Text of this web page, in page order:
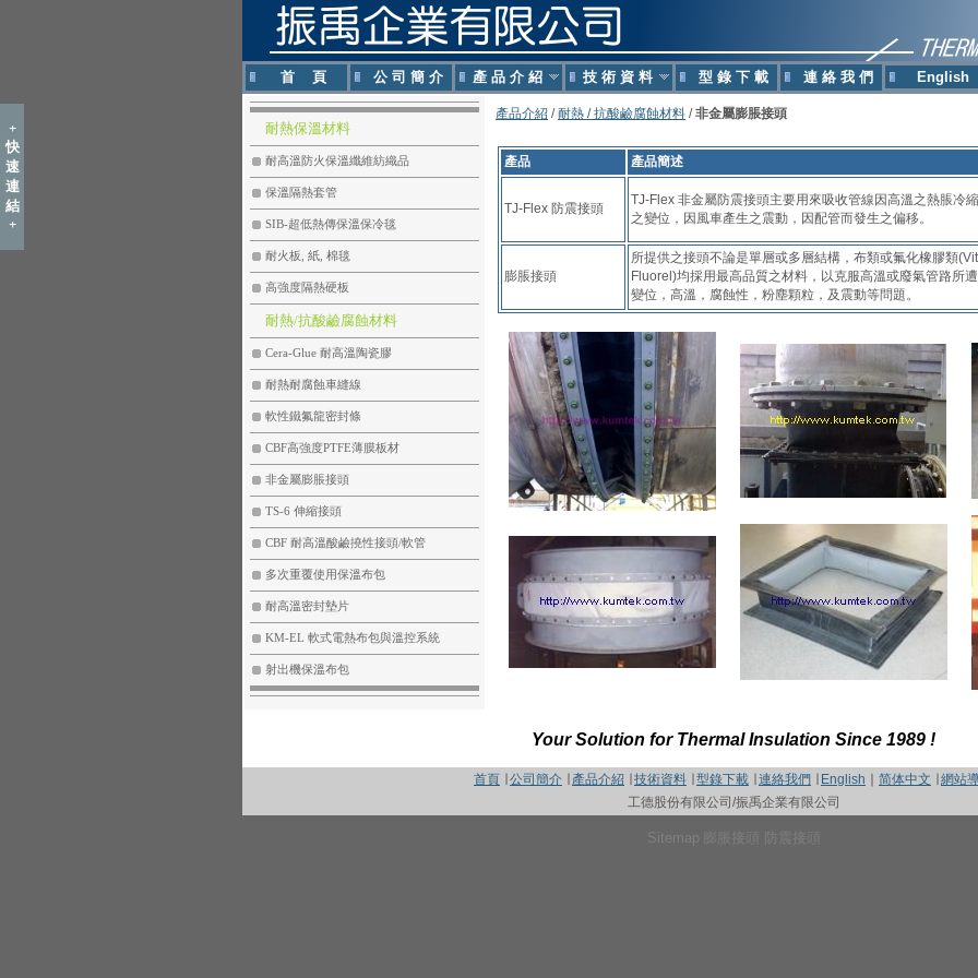
首 頁 公 司 簡 介 產 品 介 紹 技 術 資 料 型 錄 下 載 連 絡 我 們 English
耐熱保溫材料
耐高溫防火保溫纖維紡織品
保溫隔熱套管
SIB-超低熱傳保溫保冷毯
耐火板, 紙, 棉毯
高強度隔熱硬板
耐熱/抗酸鹼腐蝕材料
Cera-Glue 耐高溫陶瓷膠
耐熱耐腐蝕車縫線
軟性鐵氟龍密封條
CBF高強度PTFE薄膜板材
非金屬膨脹接頭
TS-6 伸縮接頭
CBF 耐高溫酸鹼撓性接頭/軟管
多次重覆使用保溫布包
耐高溫密封墊片
KM-EL 軟式電熱布包與溫控系統
射出機保溫布包
產品介紹 /耐熱 / 抗酸鹼腐蝕材料 /非金屬膨脹接頭
產品 產品簡述
TJ-Flex 防震接頭
TJ-Flex 非金屬防震接頭主要用來吸收管線因高溫之熱脹冷
之變位，因風車產生之震動，因配管而發生之偏移。
膨脹接頭
所提供之接頭不論是單層或多層結構，布類或氟化橡膠類
Fluorel)均採用最高品質之材料，以克服高溫或廢氣管路所
變位，高溫，腐蝕性，粉塵顆粒，及震動等問題。
+
快
速
連
結
+
Your Solution for Thermal Insulation Since 1989 !
首頁 公司簡介 產品介紹 技術資料 型錄下載 連絡我們 English 简体中文
網站
工德股份有限公司/振禹企業有限公司
Sitemap 膨脹接頭 防震接頭